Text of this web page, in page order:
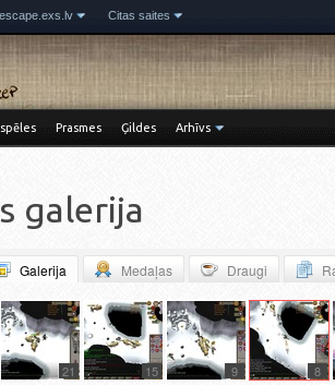
Citas saites
Prasmes Ģildes Arhīvs
galerija
Galerija Medaļas Draugi
21 15 9 8